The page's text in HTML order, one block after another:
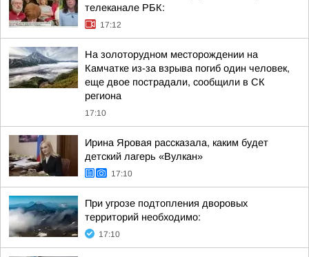
телеканале РБК:
17:12
На золоторудном месторождении на
Камчатке из-за взрыва погиб один человек,
еще двое пострадали, сообщили в СК
региона
17:10
Ирина Яровая рассказала, каким будет
детский лагерь «Вулкан»
17:10
При угрозе подтопления дворовых
территорий необходимо:
17:10